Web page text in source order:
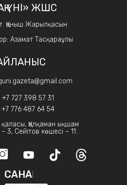
ҮНІ» ЖШС
Қаныш Жарылқасын
Азамат Тасқараұлы
+7 727 398 57 31
+7 776 487 64 54
Қалқаман ықшам
3, Сейітов көшесі – 11.
САНАҚ